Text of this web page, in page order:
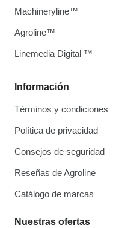
Información
Términos y condiciones
Política de privacidad
Consejos de seguridad
Reseñas de Agroline
Catálogo de marcas
Nuestras ofertas
Machineryline™
Agroline™
Linemedia Digital ™